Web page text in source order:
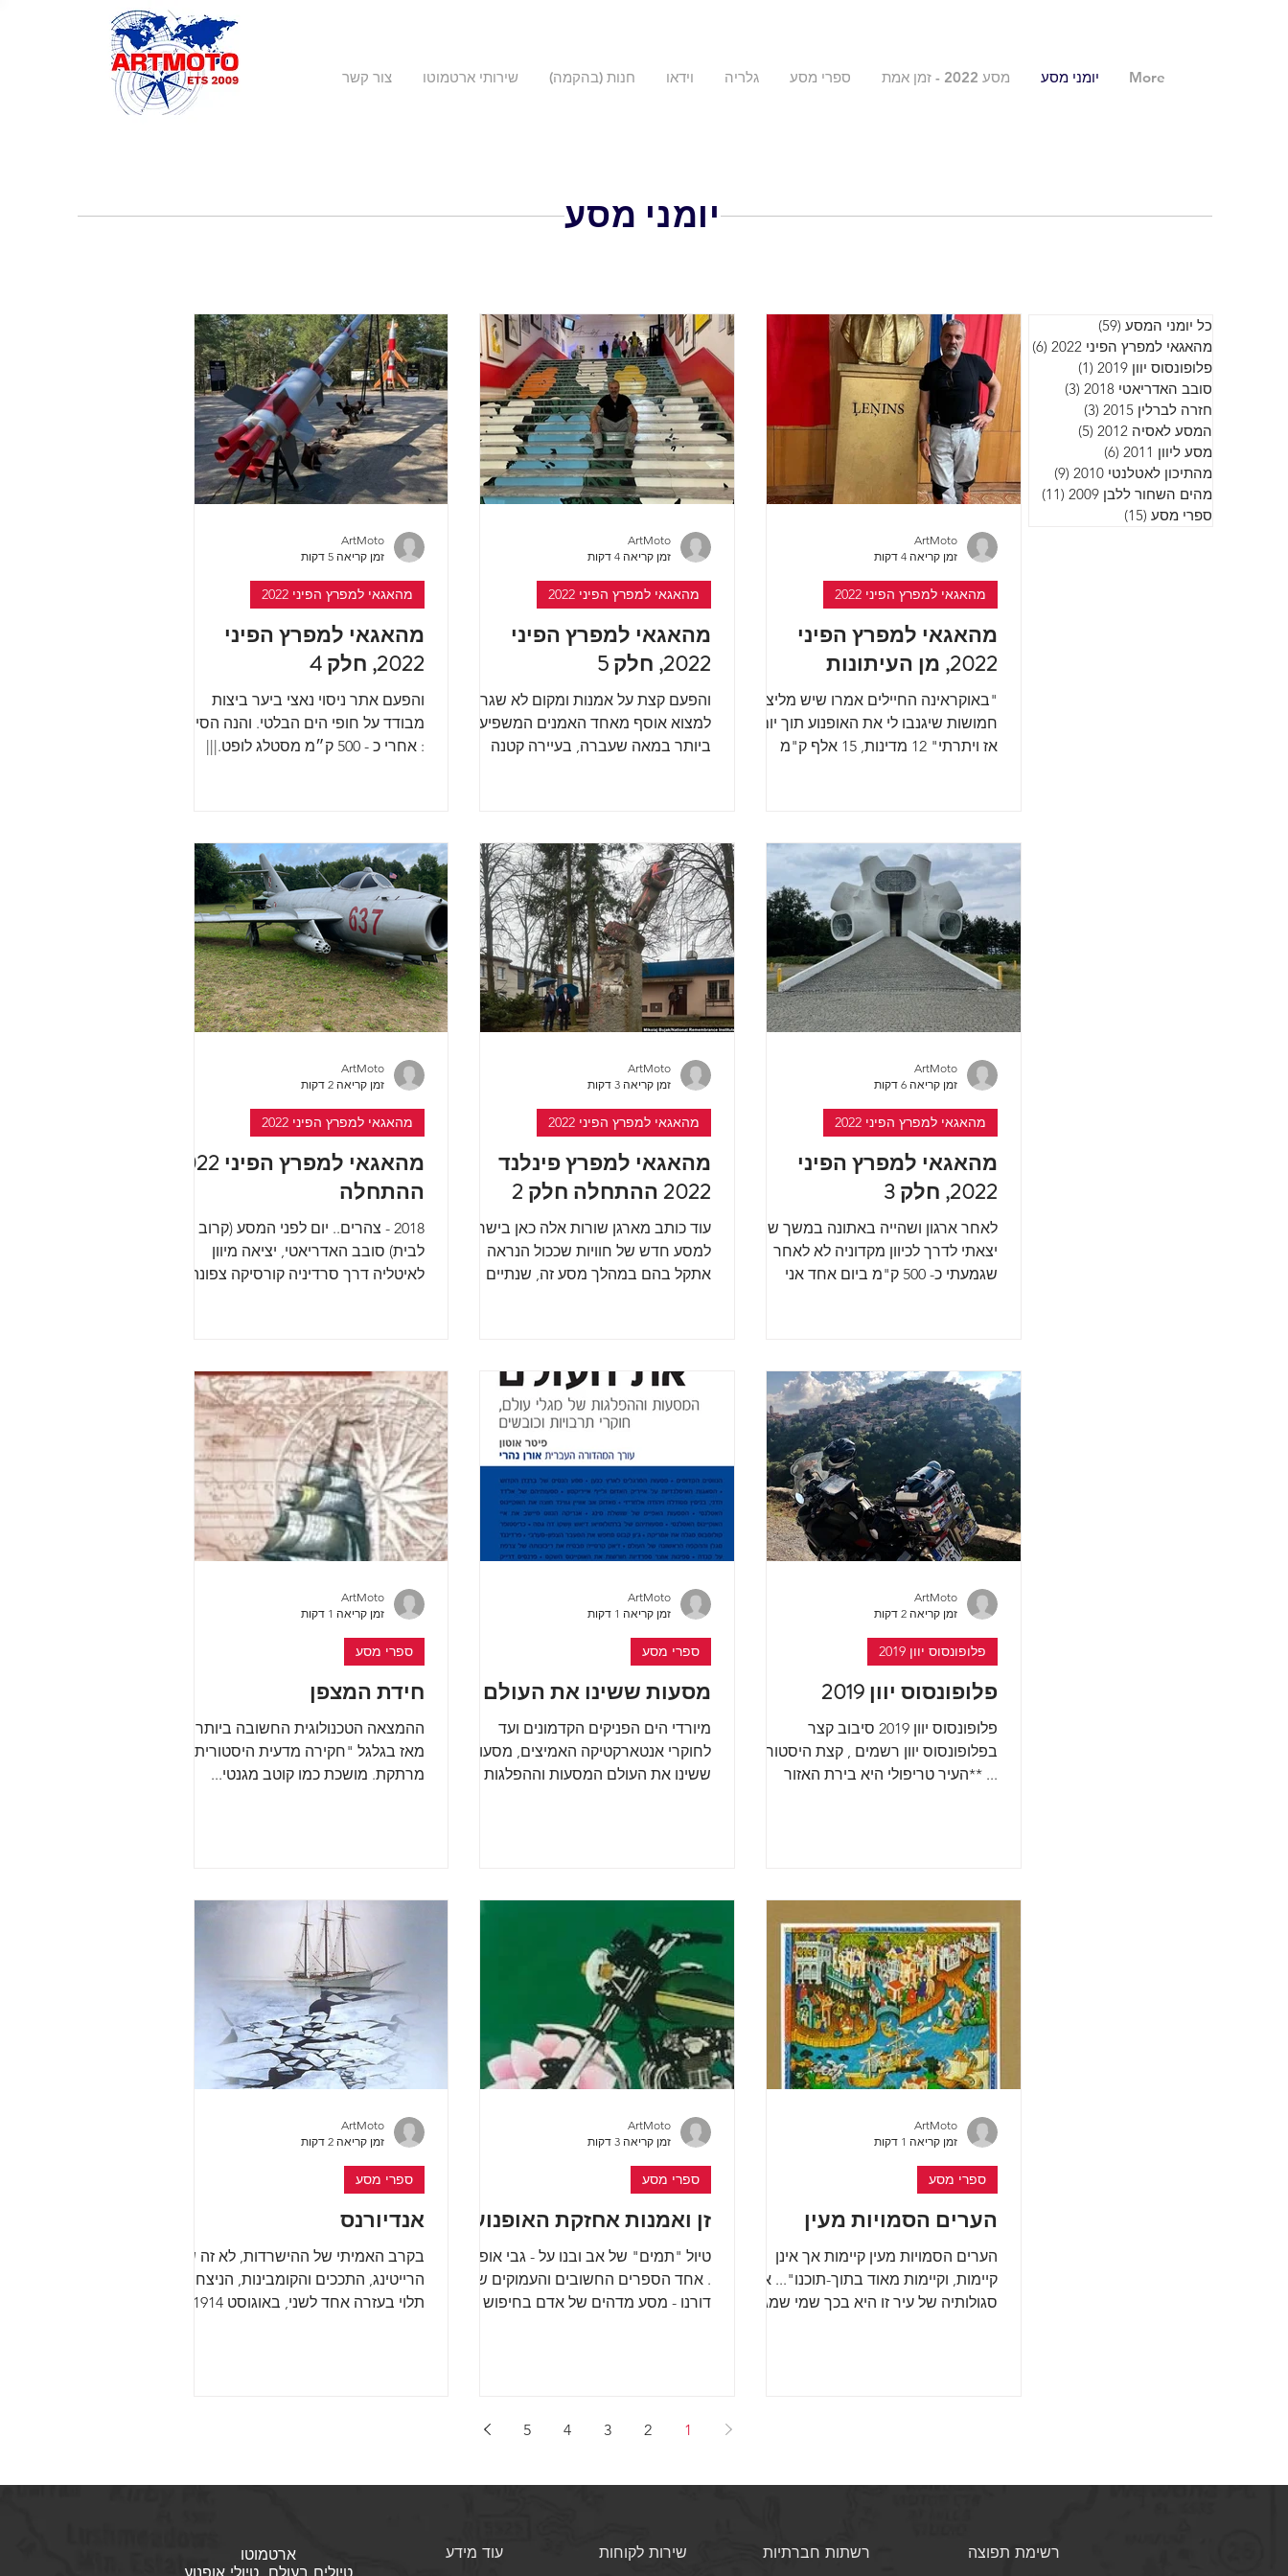
צור קשר שירותי ארטמוטו חנות (בהקמה) וידאו גלריה ספרי מסע מסע 2022 - זמן אמת יומני מסע More
יומני מסע
מהאגאי למפרץ הפיני
2022, מן העיתונות
"באוקראינה החיילים אמרו שיש מליציות
חמושות שיגנבו לי את האופנוע תוך יום.
אז ויתרתי" 12 מדינות, 15 אלף ק"מ
מהאגאי למפרץ הפיני 2022
ArtMoto
זמן קריאה 4 דקות
מהאגאי למפרץ הפיני
2022, חלק 5
והפעם קצת על אמנות ומקום לא שגרתי
למצוא אוסף מאחד האמנים המשפיעים
ביותר במאה שעברה, בעיירה קטנה
מהאגאי למפרץ הפיני 2022
ArtMoto
זמן קריאה 4 דקות
מהאגאי למפרץ הפיני
2022, חלק 4
והפעם אתר ניסוי נאצי ביער ביצות
מבודד על חופי הים הבלטי. והנה הסיפור
: אחרי כ - 500 ק״מ מסטלג לופט.|||
מהאגאי למפרץ הפיני 2022
ArtMoto
זמן קריאה 5 דקות
מהאגאי למפרץ הפיני
2022, חלק 3
לאחר ארגון ושהייה באתונה במשך שבוע
יצאתי לדרך לכיוון מקדוניה לא לאחר
שגמעתי כ- 500 ק"מ ביום אחד אני
מהאגאי למפרץ הפיני 2022
ArtMoto
זמן קריאה 6 דקות
מהאגאי למפרץ פינלנד
2022 ההתחלה חלק 2
עוד כותב מארגן שורות אלה כאן בישראל
למסע חדש של חוויות שככול הנראה
אתקל בהם במהלך מסע זה, שנתיים
מהאגאי למפרץ הפיני 2022
ArtMoto
זמן קריאה 3 דקות
מהאגאי למפרץ הפיני 2022
ההתחלה
2018 - צהרים.. יום לפני המסע (קרוב
לבית) סובב האדריאטי, יציאה מיוון
לאיטליה דרך סרדיניה קורסיקה צפונה
מהאגאי למפרץ הפיני 2022
ArtMoto
זמן קריאה 2 דקות
פלופונסוס יוון 2019
פלופונסוס יוון 2019 סיבוב קצר
בפלופונסוס יוון רשמים , קצת היסטוריה
... **העיר טריפולי היא בירת האזור
פלופונסוס יוון 2019
ArtMoto
זמן קריאה 2 דקות
מסעות ששינו את העולם
מיורדי הים הפניקים הקדמונים ועד
לחוקרי אנטארקטיקה האמיצים, מסעות
ששינו את העולם המסעות וההפלגות של
ספרי מסע
ArtMoto
זמן קריאה 1 דקות
חידת המצפן
ההמצאה הטכנולוגית החשובה ביותר
מאז בגלגל "חקירה מדעית היסטורית
מרתקת. מושכת כמו קוטב מגנטי...
ספרי מסע
ArtMoto
זמן קריאה 1 דקות
הערים הסמויות מעין
הערים הסמויות מעין קיימות אך אינן
קיימות, וקיימות מאוד בתוך-תוכנו"... אום
סגולותיה של עיר זו היא בכך שמי שמגיע
ספרי מסע
ArtMoto
זמן קריאה 1 דקות
זן ואמנות אחזקת האופנוע
טיול "תמים" של אב ובנו על - גבי אופנוע
. אחד הספרים החשובים והעמוקים של
דורנו - מסע מדהים של אדם בחיפוש
ספרי מסע
ArtMoto
זמן קריאה 3 דקות
אנדיורנס
בקרב האמיתי של ההישרדות, לא זה של
הרייטינג, התככים והקומבינות, הניצחון
ספרי מסע
ArtMoto
זמן קריאה 2 דקות
1
2
3
4
5
כל יומני המסע (59)
מהאגאי למפרץ הפיני 2022
(6)
פלופונסוס יוון 2019
(1)
סובב האדריאטי 2018
(3)
חזרה לברלין 2015
(3)
המסע לאסיה 2012
(5)
מסע ליוון 2011
(6)
מהתיכון לאטלנטי 2010
(9)
מהים השחור ללבן 2009
(11)
ספרי מסע (15)
ארטמוטו
עוד מידע שירות לקוחות רשתות חברתיות רשימת תפוצה